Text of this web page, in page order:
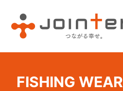
FISHING WEAR